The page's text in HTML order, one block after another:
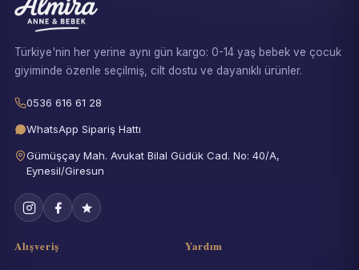
Türkiye'nin her yerine aynı gün kargo: 0-14 yaş bebek ve çocuk
giyiminde özenle seçilmiş, cilt dostu ve dayanıklı ürünler.
0536 616 61 28
WhatsApp Sipariş Hattı
Gümüşçay Mah. Avukat Bilal Güdük Cad. No: 40/A,
Eynesil/Giresun
Alışveriş Yardım